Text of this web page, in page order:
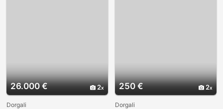
26.000 € 2
Dorgali
250 € 2
Dorgali